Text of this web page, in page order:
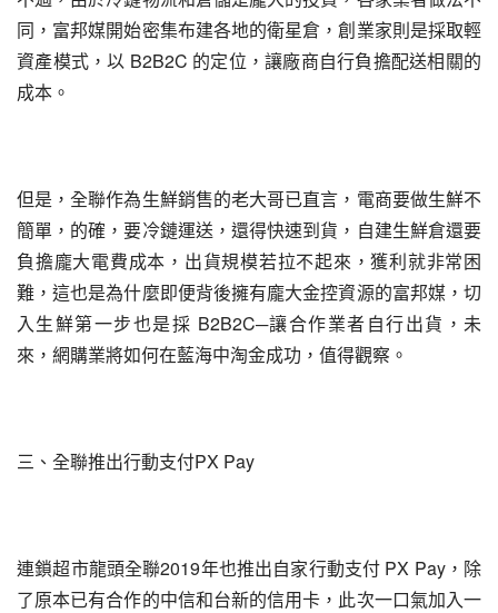
同，富邦媒開始密集布建各地的衛星倉，創業家則是採取輕
資產模式，以 B2B2C 的定位，讓廠商自行負擔配送相關的
成本。
但是，全聯作為生鮮銷售的老大哥已直言，電商要做生鮮不
簡單，的確，要冷鏈運送，還得快速到貨，自建生鮮倉還要
負擔龐大電費成本，出貨規模若拉不起來，獲利就非常困
難，這也是為什麼即便背後擁有龐大金控資源的富邦媒，切
入生鮮第一步也是採 B2B2C─讓合作業者自行出貨，未
來，網購業將如何在藍海中淘金成功，值得觀察。
三、全聯推出行動支付PX Pay
連鎖超市龍頭全聯2019年也推出自家行動支付 PX Pay，除
了原本已有合作的中信和台新的信用卡，此次一口氣加入一